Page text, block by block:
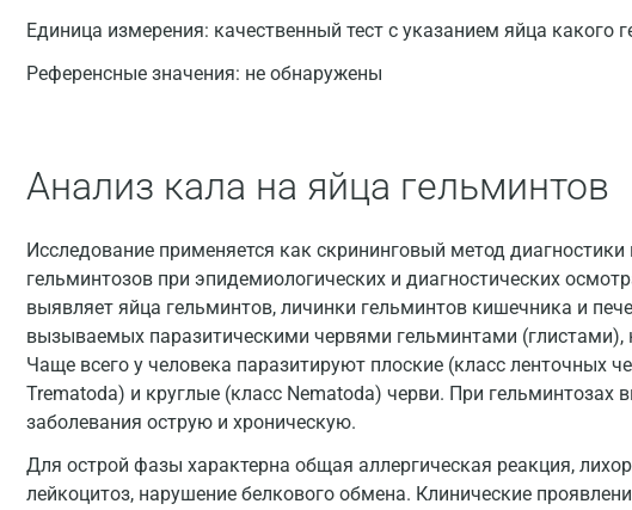
Единица измерения: качественный тест с указанием яйца какого
Референсные значения: не обнаружены
Анализ кала на яйца гельминтов
Исследование применяется как скрининговый метод
гельминтозов при эпидемиологических и диагностических
выявляет яйца гельминтов, личинки гельминтов кишечника и
вызываемых паразитическими червями гельминтами (глистами),
Чаще всего у человека паразитируют плоские (класс ленточных
Trematoda) и круглые (класс Nematoda) черви. При
заболевания острую и хроническую.
Для острой фазы характерна общая аллергическая реакция,
лейкоцитоз, нарушение белкового обмена. Клинические